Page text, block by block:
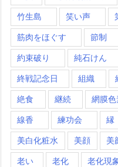
竹生島 笑い声
筋肉をほぐす 節制
約束破り 純石けん
終戦記念日 組織
絶食 継続 網膜
線香 練功会 縁
美白化粧水 美顔 美
老い 老化 老化現